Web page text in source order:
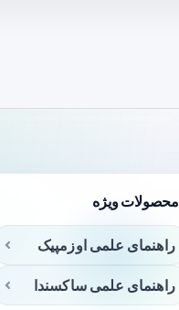
محصولات ویژه
راهنمای علمی اوزمپیک
راهنمای علمی ساکسندا